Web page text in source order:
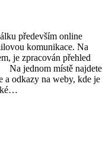
především online
komunikace. Na
je zpracován přehled
jednom místě najdete
a odkazy na weby, kde je